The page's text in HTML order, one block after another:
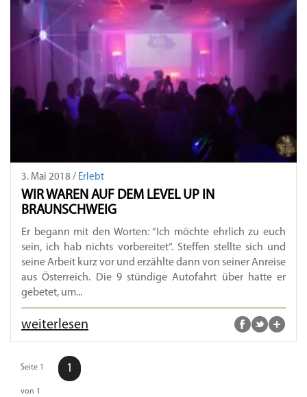
3. Mai 2018 / Erlebt
WIR WAREN AUF DEM LEVEL UP IN
BRAUNSCHWEIG
Er begann mit den Worten: “Ich möchte ehrlich zu euch
sein, ich hab nichts vorbereitet“. Steffen stellte sich und
seine Arbeit kurz vor und erzählte dann von seiner Anreise
aus Österreich. Die 9 stündige Autofahrt über hatte er
gebetet, um...
weiterlesen
Seite 1
von 1
1